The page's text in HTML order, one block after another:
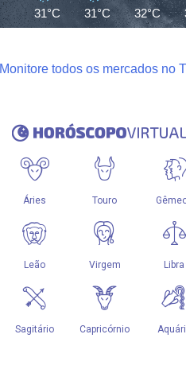
31°C 31°C 32°C
Monitore todos os mercados no